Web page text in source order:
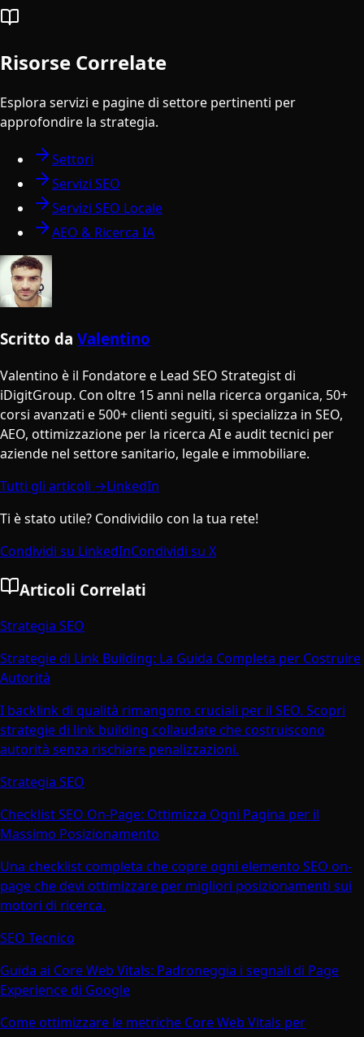
Risorse Correlate
Esplora servizi e pagine di settore pertinenti per
approfondire la strategia.
Settori
Servizi SEO
Servizi SEO Locale
AEO & Ricerca IA
Scritto da Valentino
Valentino è il Fondatore e Lead SEO Strategist di
iDigitGroup. Con oltre 15 anni nella ricerca organica, 50+
corsi avanzati e 500+ clienti seguiti, si specializza in SEO,
AEO, ottimizzazione per la ricerca AI e audit tecnici per
aziende nel settore sanitario, legale e immobiliare.
Tutti gli articoli →LinkedIn
Ti è stato utile? Condividilo con la tua rete!
Condividi su LinkedInCondividi su X
Articoli Correlati
Strategia SEO
Strategie di Link Building: La Guida Completa per Costruire
Autorità
I backlink di qualità rimangono cruciali per il SEO. Scopri
strategie di link building collaudate che costruiscono
autorità senza rischiare penalizzazioni.
Strategia SEO
Checklist SEO On-Page: Ottimizza Ogni Pagina per il
Massimo Posizionamento
Una checklist completa che copre ogni elemento SEO on-
page che devi ottimizzare per migliori posizionamenti sui
motori di ricerca.
SEO Tecnico
Guida ai Core Web Vitals: Padroneggia i segnali di Page
Experience di Google
Come ottimizzare le metriche Core Web Vitals per